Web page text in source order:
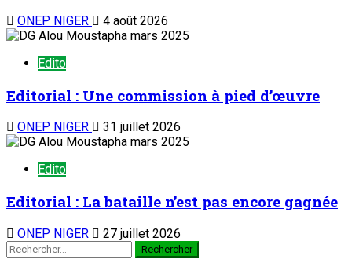
ONEP NIGER 4 août 2026
Edito
Editorial : Une commission à pied d’œuvre
ONEP NIGER 31 juillet 2026
Edito
Editorial : La bataille n’est pas encore gagnée
ONEP NIGER 27 juillet 2026